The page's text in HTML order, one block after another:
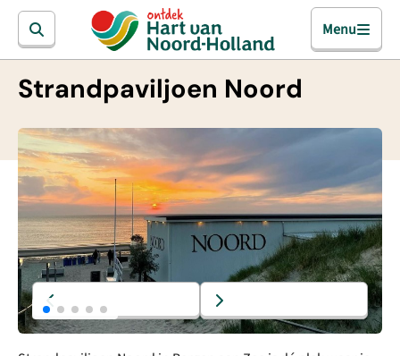
Menu
Strandpaviljoen Noord